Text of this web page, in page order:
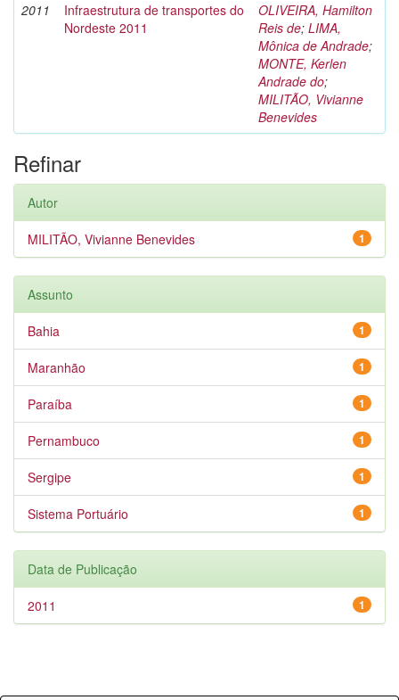
2011
Infraestrutura de transportes do
Nordeste 2011
OLIVEIRA, Hamilton
Reis de; LIMA,
Mônica de Andrade;
MONTE, Kerlen
Andrade do;
MILITÃO, Vivianne
Benevides
Refinar
Autor
1
MILITÃO, Vivianne Benevides
Assunto
1
Bahia
1
Maranhão
1
Paraíba
1
Pernambuco
1
Sergipe
1
Sistema Portuário
Data de Publicação
1
2011